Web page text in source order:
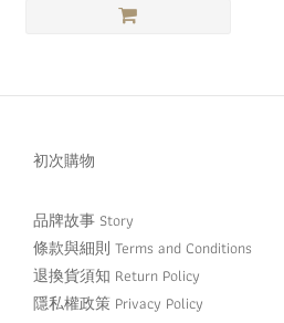
初次購物
品牌故事 Story
條款與細則 Terms and Conditions
退換貨須知 Return Policy
隱私權政策 Privacy Policy